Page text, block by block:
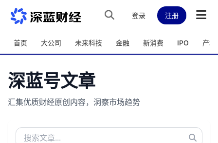
跳转到主内容
登录 注册
首页 大公司 未来科技 金融 新消费 IPO 产城
深蓝号文章
汇集优质财经原创内容，洞察市场趋势